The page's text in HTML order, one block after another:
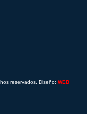
reservados. Diseño: WEB